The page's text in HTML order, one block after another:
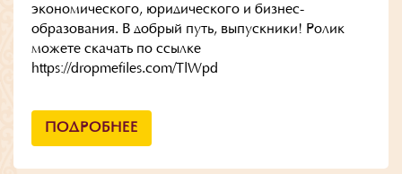
экономического, юридического и бизнес-
образования. В добрый путь, выпускники! Ролик
можете скачать по ссылке
https://dropmefiles.com/TlWpd
ПОДРОБНЕЕ